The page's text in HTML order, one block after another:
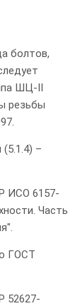
болтов,
ШЦ-II
резьбы
–
ИСО 6157-
Часть
ГОСТ
52627-